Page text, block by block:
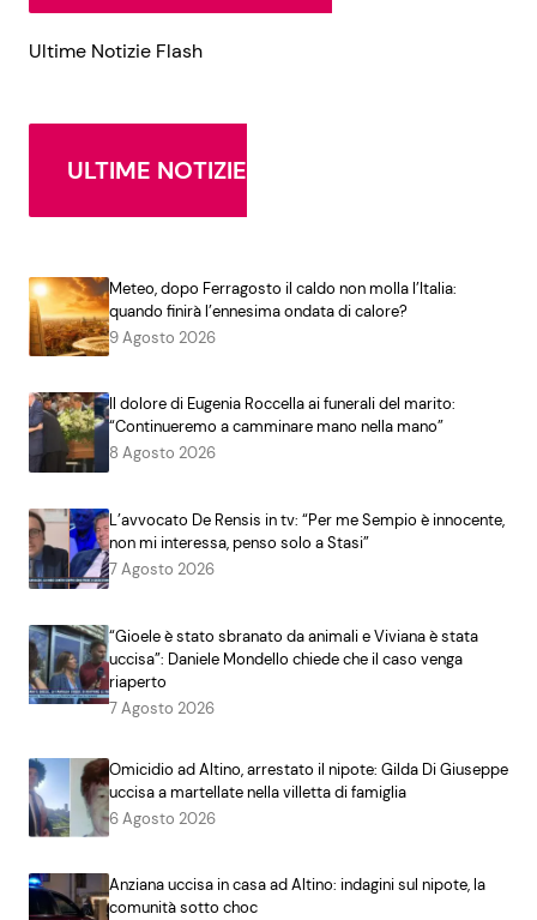
Ultime Notizie Flash
ULTIME NOTIZIE
Meteo, dopo Ferragosto il caldo non molla l’Italia:
quando finirà l’ennesima ondata di calore?
9 Agosto 2026
Il dolore di Eugenia Roccella ai funerali del marito:
“Continueremo a camminare mano nella mano”
8 Agosto 2026
L’avvocato De Rensis in tv: “Per me Sempio è innocente,
non mi interessa, penso solo a Stasi”
7 Agosto 2026
“Gioele è stato sbranato da animali e Viviana è stata
uccisa”: Daniele Mondello chiede che il caso venga
riaperto
7 Agosto 2026
Omicidio ad Altino, arrestato il nipote: Gilda Di Giuseppe
uccisa a martellate nella villetta di famiglia
6 Agosto 2026
Anziana uccisa in casa ad Altino: indagini sul nipote, la
comunità sotto choc